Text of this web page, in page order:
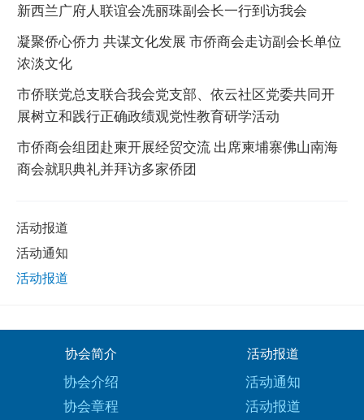
新西兰广府人联谊会冼丽珠副会长一行到访我会
凝聚侨心侨力 共谋文化发展 市侨商会走访副会长单位
浓淡文化
市侨联党总支联合我会党支部、依云社区党委共同开
展树立和践行正确政绩观党性教育研学活动
市侨商会组团赴柬开展经贸交流 出席柬埔寨佛山南海
商会就职典礼并拜访多家侨团
活动报道
活动通知
活动报道
协会简介
协会介绍
协会章程
活动报道
活动通知
活动报道